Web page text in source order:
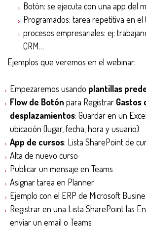
Botón: se ejecuta con una app del
Programados: tarea repetitiva en el
procesos empresariales: ej:
CRM…
Ejemplos que veremos en el webinar:
Empezaremos usando plantillas
Flow de Botón para Registrar Gastos
desplazamientos: Guardar en un
ubicación (lugar, fecha, hora y usuario)
App de cursos: Lista SharePoint de
Alta de nuevo curso
Publicar un mensaje en Teams
Asignar tarea en Planner
Ejemplo con el ERP de Microsoft
Registrar en una Lista SharePoint las
enviar un email o Teams